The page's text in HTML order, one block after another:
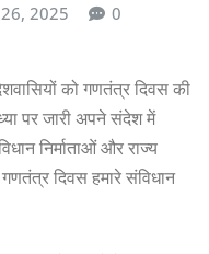
26, 2025 0
को गणतंत्र दिवस की
पर जारी अपने संदेश में
निर्माताओं और राज्य
दिवस हमारे संविधान